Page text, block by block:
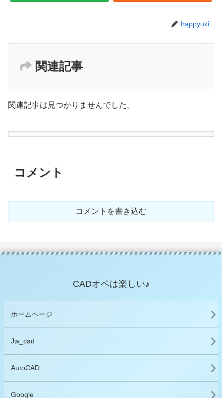
happyuki
関連記事
関連記事は見つかりませんでした。
コメント
コメントを書き込む
CADオペは楽しい♪
ホームページ
Jw_cad
AutoCAD
Google